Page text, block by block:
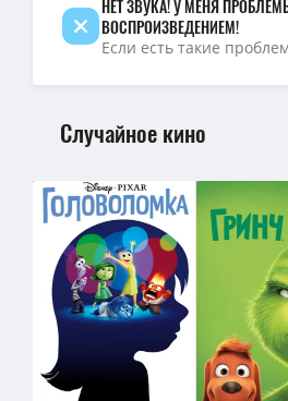
НЕТ ЗВУКА! У МЕНЯ
ВОСПРОИЗВЕДЕНИЕМ!
Если есть такие
Случайное кино